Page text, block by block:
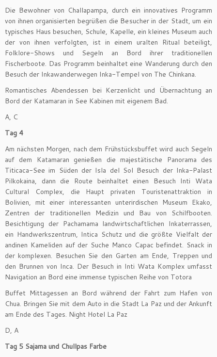
Die Bewohner von Challapampa, durch ein innovatives Programm
von ihnen organisierten begrüßen die Besucher in der Stadt, um ein
typisches Haus besuchen, Schule, Kapelle, ein kleines Museum auch
der von ihnen verfolgten, ist in einem uralten Ritual beteiligt,
Folklore-Shows und Segeln an Bord ihrer traditionellen
Fischerboote. Das Programm beinhaltet eine Wanderung durch den
Besuch der Inkawanderwegen Inka-Tempel von The Chinkana.
Romantisches Abendessen bei Kerzenlicht und Übernachtung an
Bord der Katamaran in See Kabinen mit eigenem Bad.
A, C
Tag 4
Am nächsten Morgen, nach dem Frühstücksbuffet wird auch Segeln
auf dem Katamaran genießen die majestätische Panorama des
Titicaca-See im Süden der Isla del Sol Besuch der Inka-Palast
Pilkokaina, dann die Route beinhaltet einen Besuch Inti Wata
Cultural Complex, die Haupt privaten Touristenattraktion in
Bolivien, mit einer interessanten unterirdischen Museum Ekako,
Zentren der traditionellen Medizin und Bau von Schilfbooten.
Besichtigung der Pachamama landwirtschaftlichen Inkaterrassen,
ein Handwerkszentrum, Intica Schutz und die größte Vielfalt der
andinen Kameliden auf der Suche Manco Capac befindet. Snack in
der komplexen. Besuchen Sie den Garten am Ende, Treppen und
den Brunnen von Inca. Der Besuch in Inti Wata Komplex umfasst
Navigation an Bord eine immense typischen Reihe von Totora
Buffet Mittagessen an Bord während der Fahrt zum Hafen von
Chua. Bringen Sie mit dem Auto in die Stadt La Paz und der Ankunft
am Ende des Tages. Night Hotel La Paz
D, A
Tag 5 Sajama und Chullpas Farbe